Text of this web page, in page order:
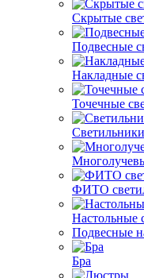
Скрытые
Подвесные
Накладные
Точечные
ФИТО
Настольные
Подвесные
Бра